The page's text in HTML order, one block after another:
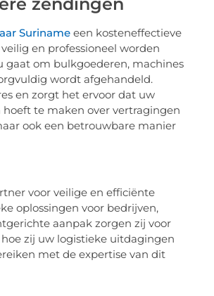
Surinameeen kosteneffectieve
en professioneel worden
gaat om bulkgoederen, machines
wordt afgehandeld.
en zorgt het ervoor dat uw
te maken over vertragingen
ook een betrouwbare manier
voor veilige en efficiënte
oplossingen voor bedrijven,
aanpak zorgen zij voor
zij uw logistieke uitdagingen
met de expertise van dit